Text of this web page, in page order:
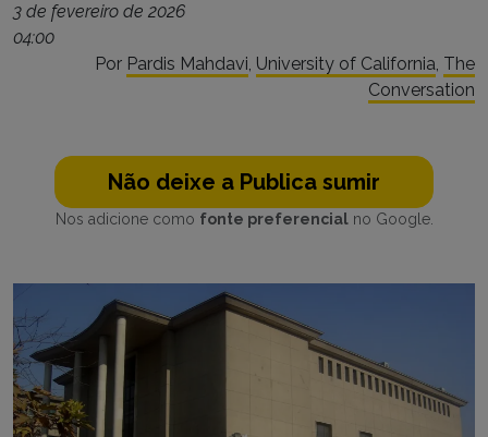
3 de fevereiro de 2026
04:00
Por Pardis Mahdavi, University of California, The
Conversation
Não deixe a Publica sumir
Nos adicione como fonte preferencialno Google.